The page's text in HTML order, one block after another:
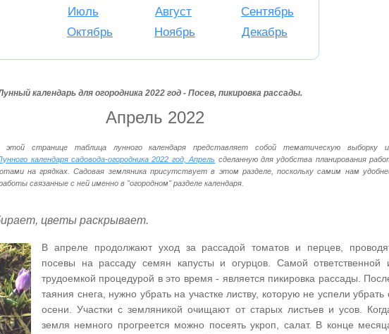
Июль
Август
Сентябрь
Октябрь
Ноябрь Декабрь
календарь для огородника 2022 год - Посев, пикировка рассады.
Апрель 2022
этой странице таблица лунного календаря представляет собой тематическую выборку
календаря садовода-огородника 2022 год, Апрель сделанную для удобства планирования
на грядках. Садовая земляника присутствует в этом разделе, поскольку самим нам
связанные с ней именно в "огородном" разделе календаря.
цветы раскрывает.
В апреле продолжают уход за рассадой томатов и перцев,
посевы на рассаду семян капусты и огурцов. Самой ответственной
трудоемкой процедурой в это время - является пикировка рассады.
таяния снега, нужно убрать на участке листву, которую не успели убрать
осени. Участки с земляникой очищают от старых листьев и усов.
земля немного прогреется можно посеять укроп, салат. В конце